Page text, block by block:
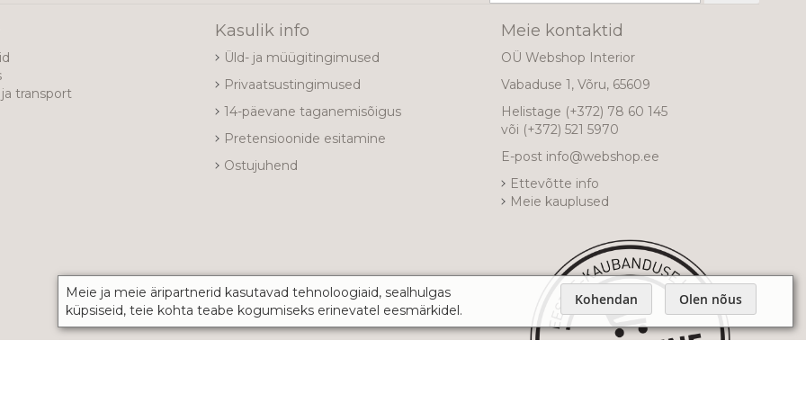
Meie ja meie äripartnerid kasutavad tehnoloogiaid, sealhulgas
küpsiseid, teie kohta teabe kogumiseks erinevatel eesmärkidel.
Kohendan Olen nõus
transport
Kasulik info
Üld- ja müügitingimused
Privaatsustingimused
14-päevane taganemisõigus
Pretensioonide esitamine
Ostujuhend
Meie kontaktid
OÜ Webshop Interior
Vabaduse 1, Võru, 65609
Helistage (+372) 78 60 145
või (+372) 521 5970
E-post info@webshop.ee
Ettevõtte info
Meie kauplused